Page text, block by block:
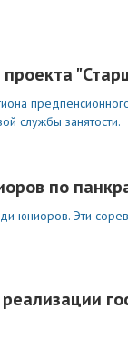
службы занятости.
по
юниоров. Эти